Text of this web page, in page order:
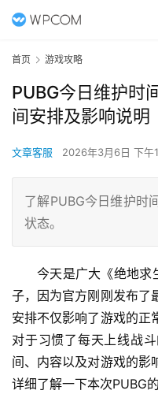
首页 游戏攻略
PUBG今日维护时
间安排及影响说明
文章客服 2026年3月6日 下午
了解PUBG今日维护时
状态。
今天是广大《绝地求
子，因为官方刚刚发布了
安排不仅影响了游戏的正
对于习惯了每天上线战
间、内容以及对游戏的影
详细了解一下本次PUBG